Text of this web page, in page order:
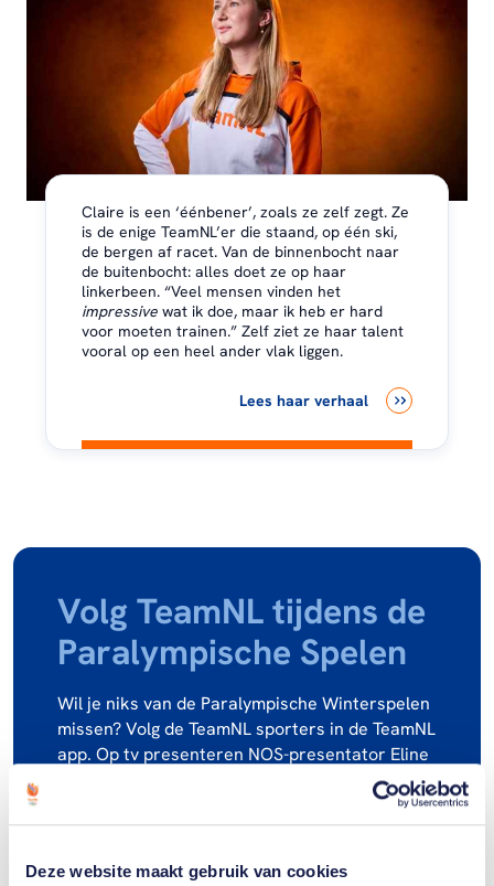
Deze website maakt gebruik van cookies
Claire is een ‘éénbener’, zoals ze zelf zegt. Ze
is de enige TeamNL’er die staand, op één ski,
de bergen af racet. Van de binnenbocht naar
de buitenbocht: alles doet ze op haar
linkerbeen. “Veel mensen vinden het
impressivewat ik doe, maar ik heb er hard
voor moeten trainen.” Zelf ziet ze haar talent
vooral op een heel ander vlak liggen.
Lees haar verhaal
Volg TeamNL tijdens de
Paralympische Spelen
Wil je niks van de Paralympische Winterspelen
missen? Volg de TeamNL sporters in de TeamNL
app. Op tv presenteren NOS-presentator Eline
de Zeeuw en paralympisch kampioen Fleur
Jong een dagelijkse show van 25 minuten. Die
is te zien om 18.30 uur live op NPO 1 Extra​ en